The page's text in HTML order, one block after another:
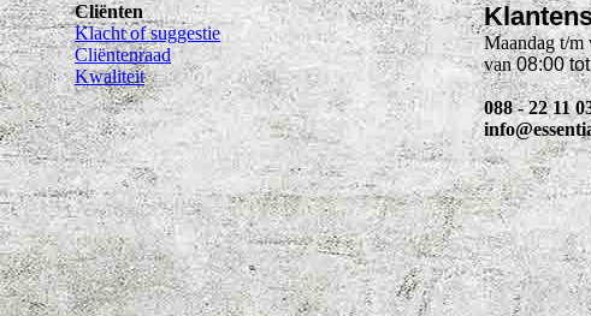
Cliënten
Klacht of suggestie
Cliëntenraad
Kwaliteit
Maandag t/m
van08:00
088 - 22 11